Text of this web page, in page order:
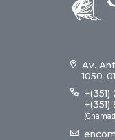
Av.
1050-
+(351)
+(351)